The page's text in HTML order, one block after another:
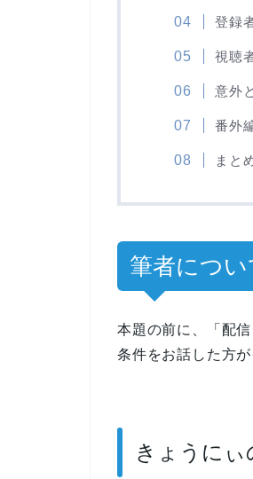
登録
視聴
意外
番外
まと
筆者につ
本題の前に、「配
条件をお話した方
きょうにぃ